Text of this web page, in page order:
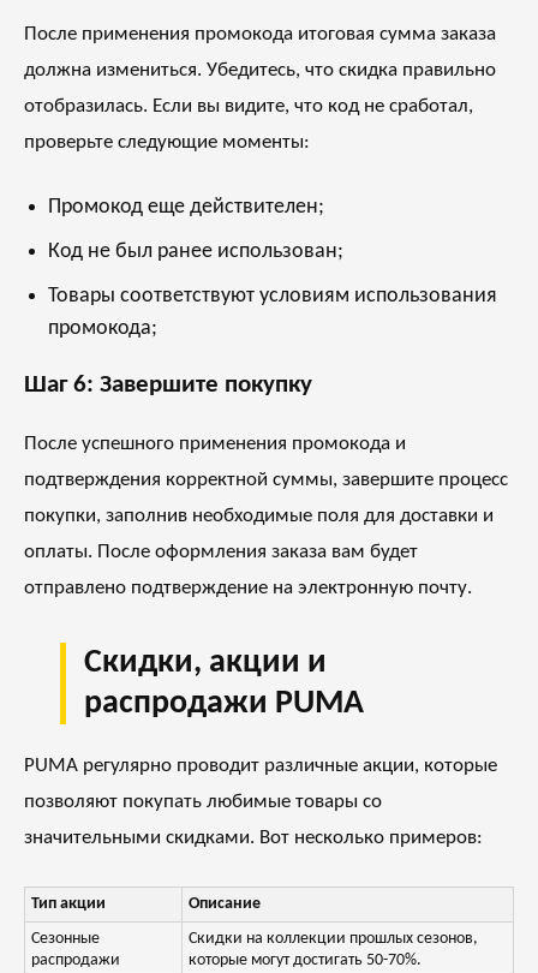
После применения промокода итоговая сумма заказа
должна измениться. Убедитесь, что скидка правильно
отобразилась. Если вы видите, что код не сработал,
проверьте следующие моменты:
Промокод еще действителен;
Код не был ранее использован;
Товары соответствуют условиям использования
промокода;
Шаг 6: Завершите покупку
После успешного применения промокода и
подтверждения корректной суммы, завершите процесс
покупки, заполнив необходимые поля для доставки и
оплаты. После оформления заказа вам будет
отправлено подтверждение на электронную почту.
Скидки, акции и
распродажи PUMA
PUMA регулярно проводит различные акции, которые
позволяют покупать любимые товары со
значительными скидками. Вот несколько примеров:
Тип акции
Описание
Сезонные
распродажи
Скидки на коллекции прошлых сезонов,
которые могут достигать 50-70%.